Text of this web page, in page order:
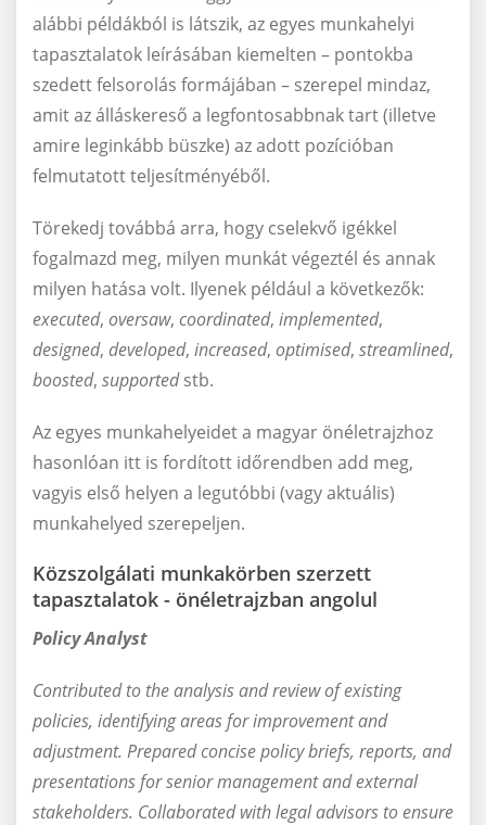
alábbi példákból is látszik, az egyes munkahelyi
tapasztalatok leírásában kiemelten – pontokba
szedett felsorolás formájában – szerepel mindaz,
amit az álláskereső a legfontosabbnak tart (illetve
amire leginkább büszke) az adott pozícióban
felmutatott teljesítményéből.
Törekedj továbbá arra, hogy cselekvő igékkel
fogalmazd meg, milyen munkát végeztél és annak
milyen hatása volt. Ilyenek például a következők:
executed, oversaw, coordinated, implemented,
designed, developed, increased, optimised, streamlined,
boosted, supportedstb.
Az egyes munkahelyeidet a magyar önéletrajzhoz
hasonlóan itt is fordított időrendben add meg,
vagyis első helyen a legutóbbi (vagy aktuális)
munkahelyed szerepeljen.
Közszolgálati munkakörben szerzett
tapasztalatok - önéletrajzban angolul
Policy Analyst
Contributed to the analysis and review of existing
policies, identifying areas for improvement and
adjustment. Prepared concise policy briefs, reports, and
presentations for senior management and external
stakeholders. Collaborated with legal advisors to ensure